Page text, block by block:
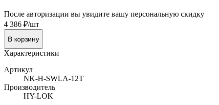
После авторизации вы увидите вашу персональную скидку
4 386 ₽/шт
В корзину
Характеристики
Артикул
NK-H-SWLA-12T
Производитель
HY-LOK